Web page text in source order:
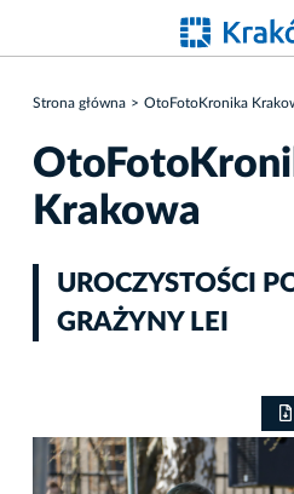
Strona główna OtoFotoKronika
Krakowa
UROCZYSTOŚCI
GRAŻYNY LEI